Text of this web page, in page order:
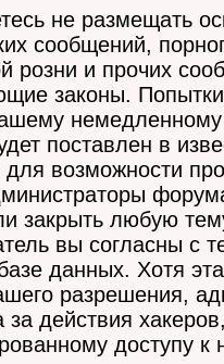
не размещать
сообщений,
розни и прочих
законы.
поставлен в
возможности
закрыть любую
вы согласны с
данных. Хотя
разрешения,
за действия
доступу к